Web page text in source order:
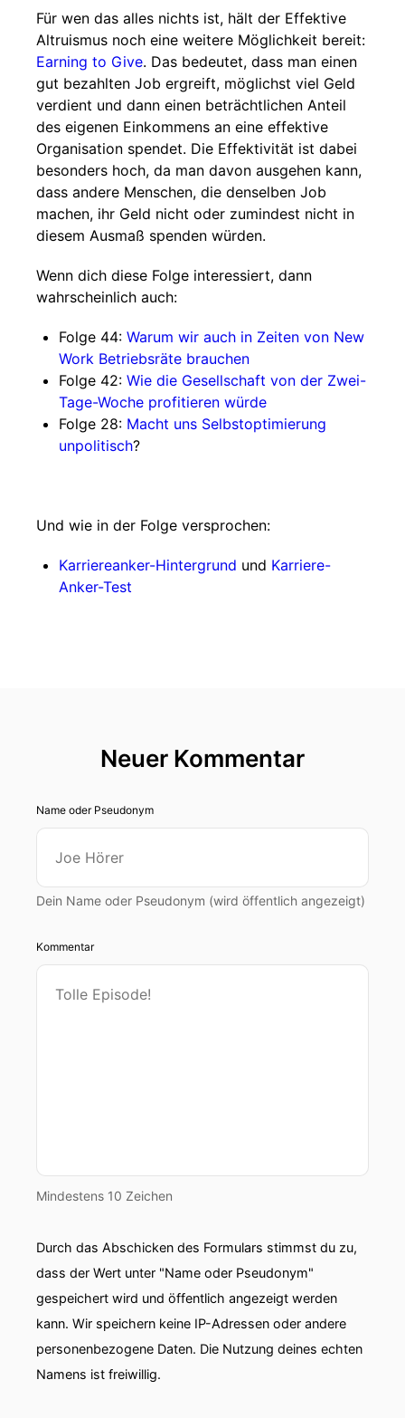
Für wen das alles nichts ist, hält der Effektive
Altruismus noch eine weitere Möglichkeit bereit:
Earning to Give. Das bedeutet, dass man einen
gut bezahlten Job ergreift, möglichst viel Geld
verdient und dann einen beträchtlichen Anteil
des eigenen Einkommens an eine effektive
Organisation spendet. Die Effektivität ist dabei
besonders hoch, da man davon ausgehen kann,
dass andere Menschen, die denselben Job
machen, ihr Geld nicht oder zumindest nicht in
diesem Ausmaß spenden würden.
Wenn dich diese Folge interessiert, dann
wahrscheinlich auch:
Folge 44: Warum wir auch in Zeiten von New
Work Betriebsräte brauchen
Folge 42: Wie die Gesellschaft von der Zwei-
Tage-Woche profitieren würde
Folge 28: Macht uns Selbstoptimierung
unpolitisch?
Und wie in der Folge versprochen:
Karriereanker-Hintergrund und Karriere-
Anker-Test
Neuer Kommentar
Name oder Pseudonym
Dein Name oder Pseudonym (wird öffentlich angezeigt)
Kommentar
Mindestens 10 Zeichen
Durch das Abschicken des Formulars stimmst du zu,
dass der Wert unter "Name oder Pseudonym"
gespeichert wird und öffentlich angezeigt werden
kann. Wir speichern keine IP-Adressen oder andere
personenbezogene Daten. Die Nutzung deines echten
Namens ist freiwillig.